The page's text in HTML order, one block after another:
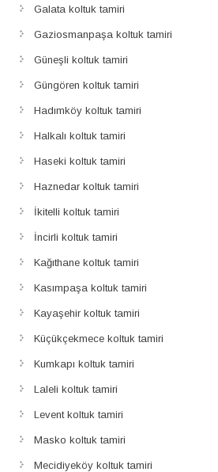
Galata koltuk tamiri
Gaziosmanpaşa koltuk tamiri
Güneşli koltuk tamiri
Güngören koltuk tamiri
Hadımköy koltuk tamiri
Halkalı koltuk tamiri
Haseki koltuk tamiri
Haznedar koltuk tamiri
İkitelli koltuk tamiri
İncirli koltuk tamiri
Kağıthane koltuk tamiri
Kasımpaşa koltuk tamiri
Kayaşehir koltuk tamiri
Küçükçekmece koltuk tamiri
Kumkapı koltuk tamiri
Laleli koltuk tamiri
Levent koltuk tamiri
Masko koltuk tamiri
Mecidiyeköy koltuk tamiri